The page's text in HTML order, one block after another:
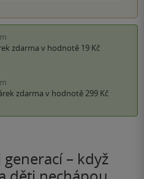
zdarma v hodnotě 19 Kč
zdarma v hodnotě 299 Kč
– když